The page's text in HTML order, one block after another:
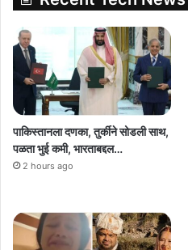
पाकिस्तानला दणका, तुर्कीने सोडली साथ,
पळता भुई कमी, भारताबद्दल…
2 hours ago